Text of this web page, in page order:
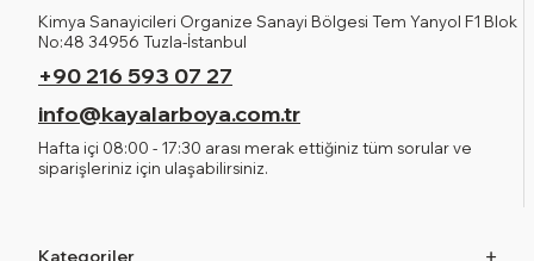
Kimya Sanayicileri Organize Sanayi Bölgesi Tem Yanyol F1 Blok
No:48 34956 Tuzla-İstanbul
+90 216 593 07 27
info@kayalarboya.com.tr
Hafta içi 08:00 - 17:30 arası merak ettiğiniz tüm sorular ve
siparişleriniz için ulaşabilirsiniz.
Kategoriler